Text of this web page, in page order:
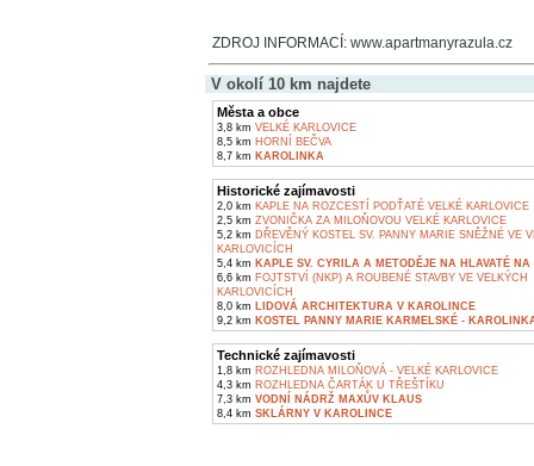
ZDROJ INFORMACÍ: www.apartmanyrazula.cz
V okolí 10 km najdete
Města a obce
3,8 km VELKÉ KARLOVICE
8,5 km HORNÍ BEČVA
8,7 km KAROLINKA
Historické zajímavosti
2,0 km KAPLE NA ROZCESTÍ PODŤATÉ VELKÉ KARLOVICE
2,5 km ZVONIČKA ZA MILOŇOVOU VELKÉ KARLOVICE
5,2 km DŘEVĚNÝ KOSTEL SV. PANNY MARIE SNĚŽNÉ VE
KARLOVICÍCH
5,4 km KAPLE SV. CYRILA A METODĚJE NA HLAVATÉ NA
6,6 km FOJTSTVÍ (NKP) A ROUBENÉ STAVBY VE VELKÝCH
KARLOVICÍCH
8,0 km LIDOVÁ ARCHITEKTURA V KAROLINCE
9,2 km KOSTEL PANNY MARIE KARMELSKÉ -
Technické zajímavosti
1,8 km ROZHLEDNA MILOŇOVÁ - VELKÉ KARLOVICE
4,3 km ROZHLEDNA ČARTÁK U TŘEŠTÍKU
7,3 km VODNÍ NÁDRŽ MAXŮV KLAUS
8,4 km SKLÁRNY V KAROLINCE